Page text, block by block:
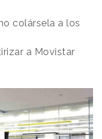
colársela a los
a Movistar